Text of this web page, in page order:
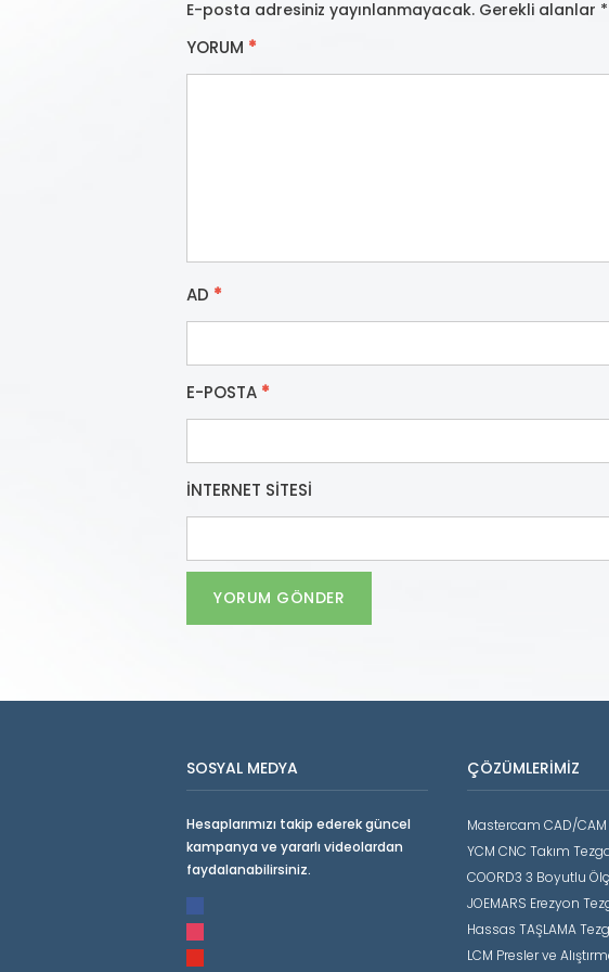
E-posta adresiniz yayınlanmayacak. Gerekli alanlar *
YORUM *
AD *
E-POSTA *
İNTERNET SITESI
SOSYAL MEDYA
Hesaplarımızı takip ederek güncel
kampanya ve yararlı videolardan
faydalanabilirsiniz.
facebook
instagram
youtube
ÇÖZÜMLERIMIZ
Mastercam CAD/
YCM CNC Takım
COORD3 3 Boyutlu
JOEMARS Erezyon
Hassas TAŞLAMA
LCM Presler ve